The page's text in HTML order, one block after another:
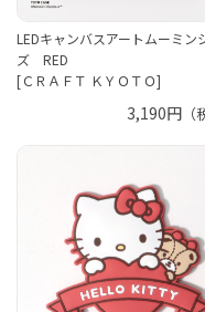
LEDキャンバスアートムーミン
ズ RED
[ＣＲＡＦＴ ＫＹＯＴＯ]
3,190円（